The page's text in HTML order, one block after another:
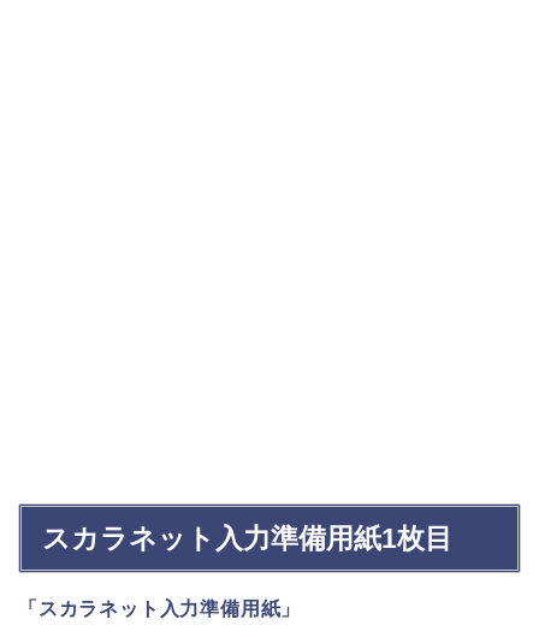
スカラネット入力準備用紙1枚目
「スカラネット入力準備用紙」